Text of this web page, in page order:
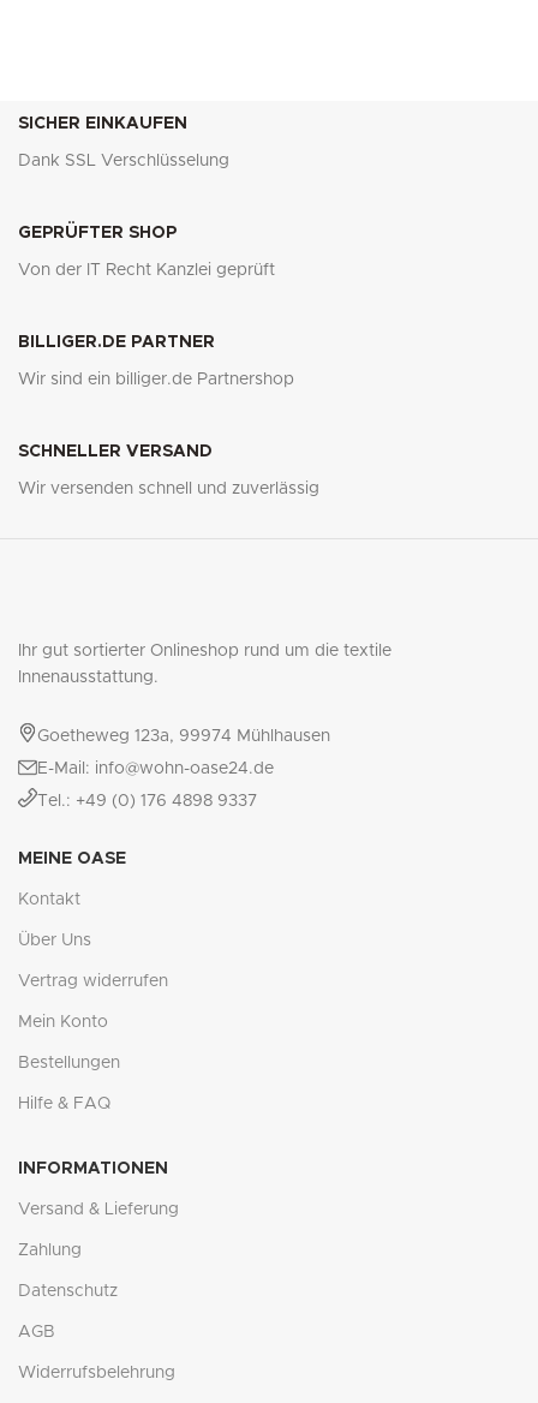
SICHER EINKAUFEN
Dank SSL Verschlüsselung
GEPRÜFTER SHOP
Von der IT Recht Kanzlei geprüft
BILLIGER.DE PARTNER
Wir sind ein billiger.de Partnershop
SCHNELLER VERSAND
Wir versenden schnell und zuverlässig
Ihr gut sortierter Onlineshop rund um die textile
Innenausstattung.
Goetheweg 123a, 99974 Mühlhausen
E-Mail: info@wohn-oase24.de
Tel.: +49 (0) 176 4898 9337
MEINE OASE
Kontakt
Über Uns
Vertrag widerrufen
Mein Konto
Bestellungen
Hilfe & FAQ
INFORMATIONEN
Versand & Lieferung
Zahlung
Datenschutz
AGB
Widerrufsbelehrung